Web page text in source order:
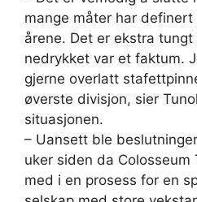
mange måter har
årene. Det er ekstra
nedrykket var et faktum.
gjerne overlatt
øverste divisjon, sier
situasjonen.
– Uansett ble
uker siden da Colosseum
med i en prosess for en